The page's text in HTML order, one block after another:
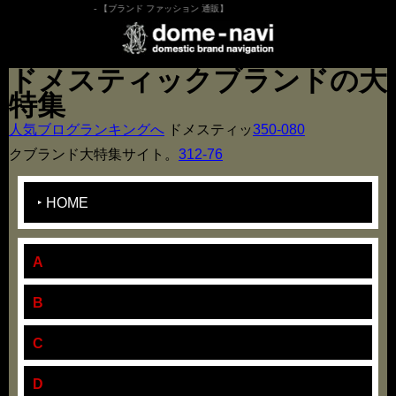
- 【ブランド ファッション 通販】
ドメスティックブランドの大
特集
人気ブログランキングへ ドメスティッ350-080
クブランド大特集サイト。 312-76
HOME
A
B
C
D